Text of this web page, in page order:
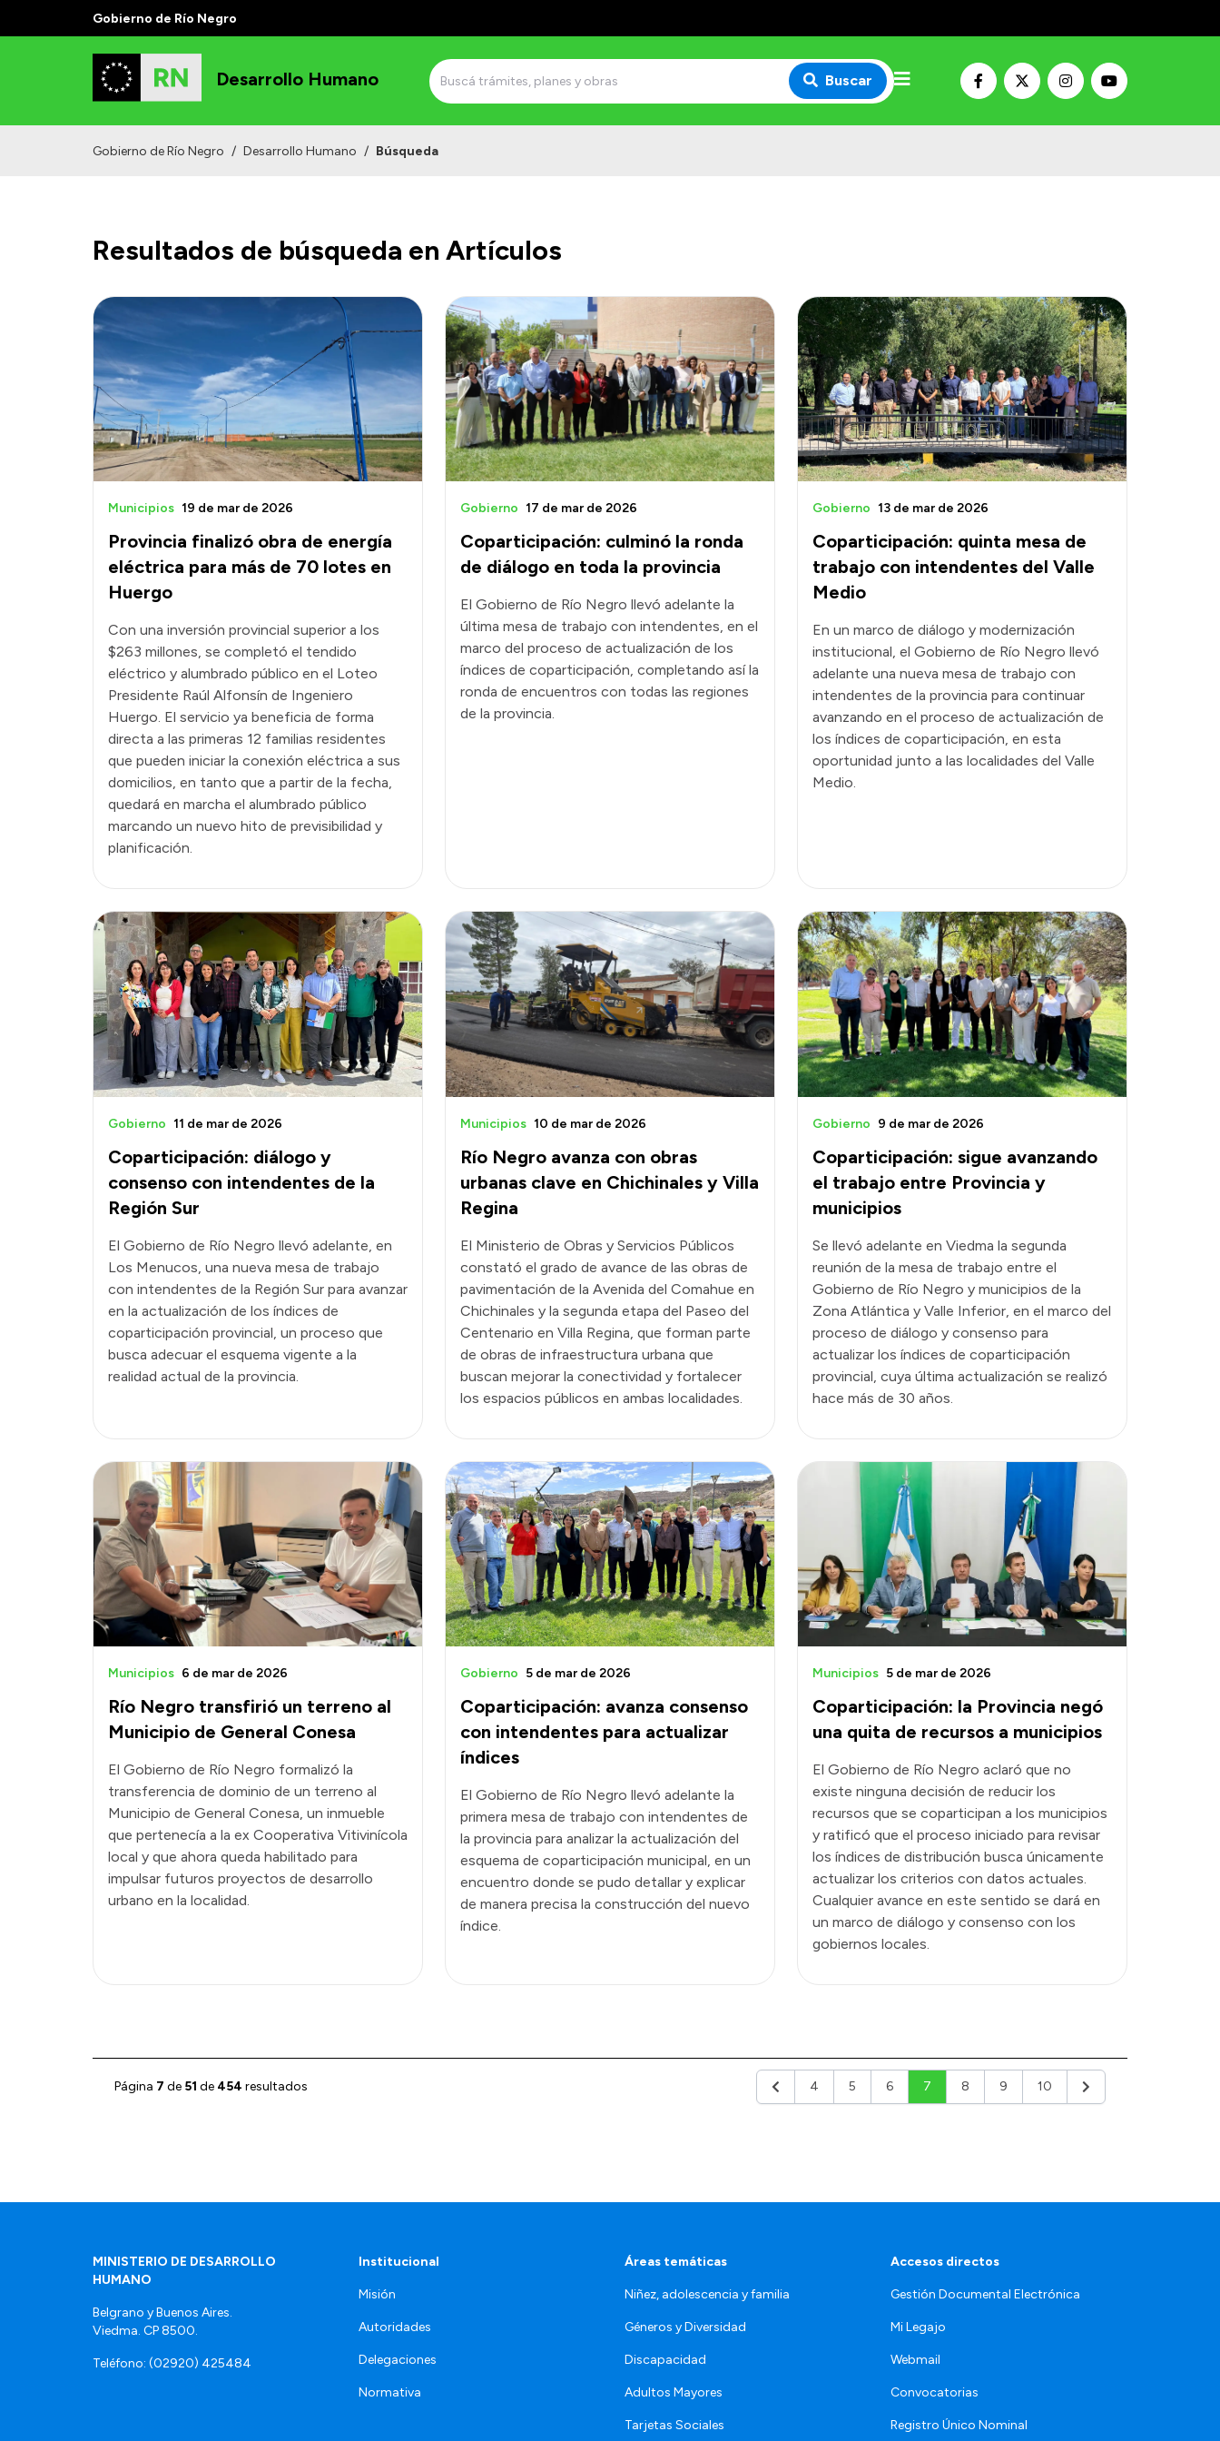
Gobierno de Río Negro
Desarrollo Humano Buscar
Gobierno de Río Negro / Desarrollo Humano / Búsqueda
Resultados de búsqueda en Artículos
Provincia finalizó obra de energía
eléctrica para más de 70 lotes en
Huergo
Municipios 19 de mar de 2026
Con una inversión provincial superior a los
$263 millones, se completó el tendido
eléctrico y alumbrado público en el Loteo
Presidente Raúl Alfonsín de Ingeniero
Huergo. El servicio ya beneficia de forma
directa a las primeras 12 familias residentes
que pueden iniciar la conexión eléctrica a sus
domicilios, en tanto que a partir de la fecha,
quedará en marcha el alumbrado público
marcando un nuevo hito de previsibilidad y
planificación.
Coparticipación: culminó la ronda
de diálogo en toda la provincia
Gobierno 17 de mar de 2026
El Gobierno de Río Negro llevó adelante la
última mesa de trabajo con intendentes, en el
marco del proceso de actualización de los
índices de coparticipación, completando así la
ronda de encuentros con todas las regiones
de la provincia.
Coparticipación: quinta mesa de
trabajo con intendentes del Valle
Medio
Gobierno 13 de mar de 2026
En un marco de diálogo y modernización
institucional, el Gobierno de Río Negro llevó
adelante una nueva mesa de trabajo con
intendentes de la provincia para continuar
avanzando en el proceso de actualización de
los índices de coparticipación, en esta
oportunidad junto a las localidades del Valle
Medio.
Coparticipación: diálogo y
consenso con intendentes de la
Región Sur
Gobierno 11 de mar de 2026
El Gobierno de Río Negro llevó adelante, en
Los Menucos, una nueva mesa de trabajo
con intendentes de la Región Sur para avanzar
en la actualización de los índices de
coparticipación provincial, un proceso que
busca adecuar el esquema vigente a la
realidad actual de la provincia.
Río Negro avanza con obras
urbanas clave en Chichinales y Villa
Regina
Municipios 10 de mar de 2026
El Ministerio de Obras y Servicios Públicos
constató el grado de avance de las obras de
pavimentación de la Avenida del Comahue en
Chichinales y la segunda etapa del Paseo del
Centenario en Villa Regina, que forman parte
de obras de infraestructura urbana que
buscan mejorar la conectividad y fortalecer
los espacios públicos en ambas localidades.
Coparticipación: sigue avanzando
el trabajo entre Provincia y
municipios
Gobierno 9 de mar de 2026
Se llevó adelante en Viedma la segunda
reunión de la mesa de trabajo entre el
Gobierno de Río Negro y municipios de la
Zona Atlántica y Valle Inferior, en el marco del
proceso de diálogo y consenso para
actualizar los índices de coparticipación
provincial, cuya última actualización se realizó
hace más de 30 años.
Río Negro transfirió un terreno al
Municipio de General Conesa
Municipios 6 de mar de 2026
El Gobierno de Río Negro formalizó la
transferencia de dominio de un terreno al
Municipio de General Conesa, un inmueble
que pertenecía a la ex Cooperativa Vitivinícola
local y que ahora queda habilitado para
impulsar futuros proyectos de desarrollo
urbano en la localidad.
Coparticipación: avanza consenso
con intendentes para actualizar
índices
Gobierno 5 de mar de 2026
El Gobierno de Río Negro llevó adelante la
primera mesa de trabajo con intendentes de
la provincia para analizar la actualización del
esquema de coparticipación municipal, en un
encuentro donde se pudo detallar y explicar
de manera precisa la construcción del nuevo
índice.
Coparticipación: la Provincia negó
una quita de recursos a municipios
Municipios 5 de mar de 2026
El Gobierno de Río Negro aclaró que no
existe ninguna decisión de reducir los
recursos que se coparticipan a los municipios
y ratificó que el proceso iniciado para revisar
los índices de distribución busca únicamente
actualizar los criterios con datos actuales.
Cualquier avance en este sentido se dará en
un marco de diálogo y consenso con los
gobiernos locales.
Página 7 de 51 de 454 resultados Anterior4 5 6 7 8 9 10 Siguiente
MINISTERIO DE DESARROLLO
HUMANO
Belgrano y Buenos Aires.
Viedma. CP 8500.
Teléfono: (02920) 425484
Institucional
Misión
Autoridades
Delegaciones
Normativa
Áreas temáticas
Niñez, adolescencia y familia
Géneros y Diversidad
Discapacidad
Adultos Mayores
Tarjetas Sociales
Accesos directos
Gestión Documental Electrónica
Mi Legajo
Webmail
Convocatorias
Registro Único Nominal